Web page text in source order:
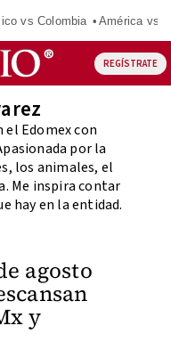
vs Colombia América vs
REGÍSTRATE
el Edomex con
por la
los animales, el
Me inspira contar
hay en la entidad.
agosto
y